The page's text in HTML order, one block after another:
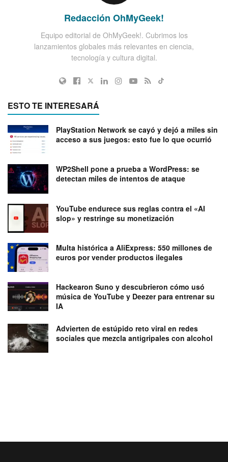
Redacción OhMyGeek!
Equipo editorial de OhMyGeek!. Cubrimos los
lanzamientos globales más relevantes en ciencia,
tecnología y cultura digital.
ESTO TE INTERESARÁ
PlayStation Network se cayó y dejó a miles sin
acceso a sus juegos: esto fue lo que ocurrió
WP2Shell pone a prueba a WordPress: se
detectan miles de intentos de ataque
YouTube endurece sus reglas contra el «AI
slop» y restringe su monetización
Multa histórica a AliExpress: 550 millones de
euros por vender productos ilegales
Hackearon Suno y descubrieron cómo usó
música de YouTube y Deezer para entrenar su
IA
Advierten de estúpido reto viral en redes
sociales que mezcla antigripales con alcohol